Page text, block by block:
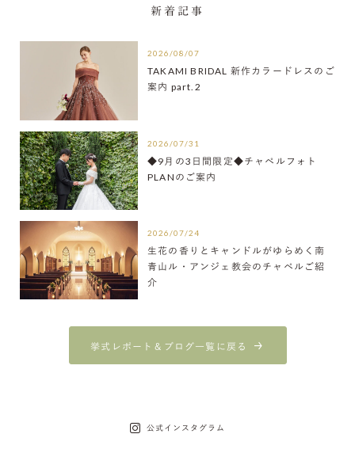
新着記事
2026/08/07
TAKAMI BRIDAL 新作カラードレスのご
案内 part.2
2026/07/31
◆9月の3日間限定◆チャペルフォト
PLANのご案内
2026/07/24
生花の香りとキャンドルがゆらめく南
青山ル・アンジェ教会のチャペルご紹
介
挙式レポート＆ブログ一覧に戻る
公式インスタグラム